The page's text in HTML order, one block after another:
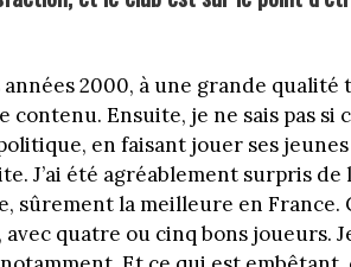
2000, à une grande qualité
Ensuite, je ne sais pas si
en faisant jouer ses
J’ai été agréablement surpris
sûrement la meilleure en France.
quatre ou cinq bons joueurs.